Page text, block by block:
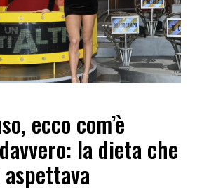
ecco com’è
la dieta che